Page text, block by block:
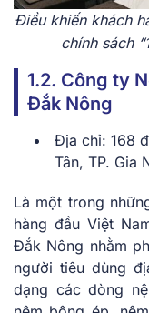
Điều khiến khách
chính sách
1.2. Công ty
Đắk Nông
Địa chỉ: 168
Tân, TP. Gia
Là một trong
hàng đầu Việt
Đắk Nông nhằm
người tiêu dùng
dạng các dòng